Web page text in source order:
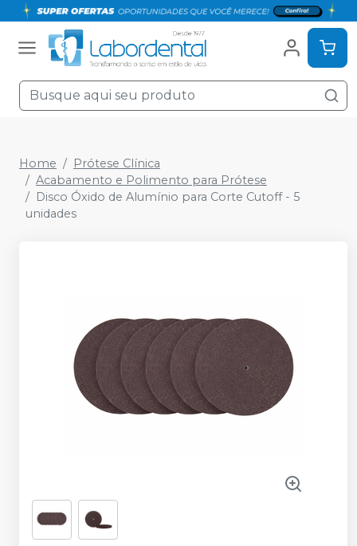
Home
Prótese Clínica
Acabamento e Polimento para Prótese
Disco Óxido de Alumínio para Corte Cutoff - 5
unidades